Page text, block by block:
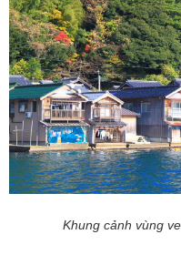
Khung cảnh vùng